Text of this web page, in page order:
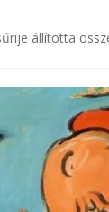
állította